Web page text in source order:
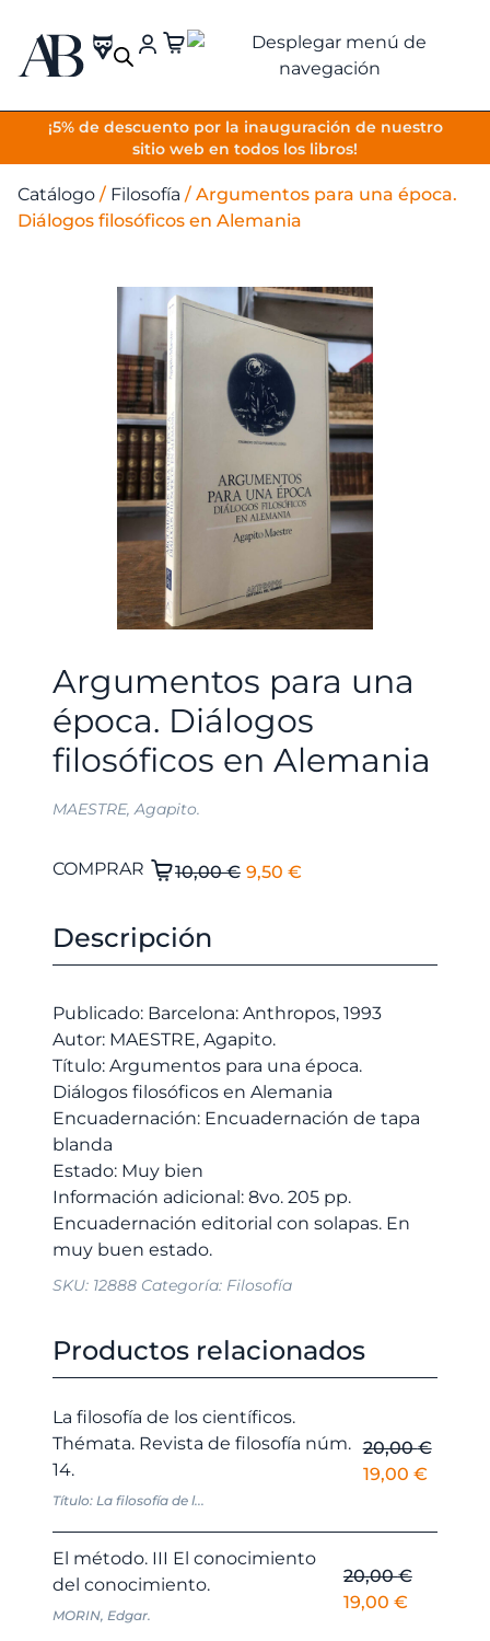
¡5% de descuento por la inauguración de nuestro
sitio web en todos los libros!
Catálogo / Filosofía / Argumentos para una época.
Diálogos filosóficos en Alemania
Argumentos para una
época. Diálogos
filosóficos en Alemania
MAESTRE, Agapito.
10,00€ El
era:
9,50 €
es:
Argumentos
época.
en
Alemania
cantidad
COMPRAR
Descripción
Publicado: Barcelona: Anthropos, 1993
Autor: MAESTRE, Agapito.
Título: Argumentos para una época.
Diálogos filosóficos en Alemania
Encuadernación: Encuadernación de tapa
blanda
Estado: Muy bien
Información adicional: 8vo. 205 pp.
Encuadernación editorial con solapas. En
SKU: 12888 Categoría: Filosofía
Productos relacionados
La filosofía de los científicos.
Thémata. Revista de filosofía núm.
14.
Título: La filosofía de l...
20,00€
El
20,00 €.
19,00 €El
El método. III El conocimiento
del conocimiento.
MORIN, Edgar.
20,00€
El
19,00 €El